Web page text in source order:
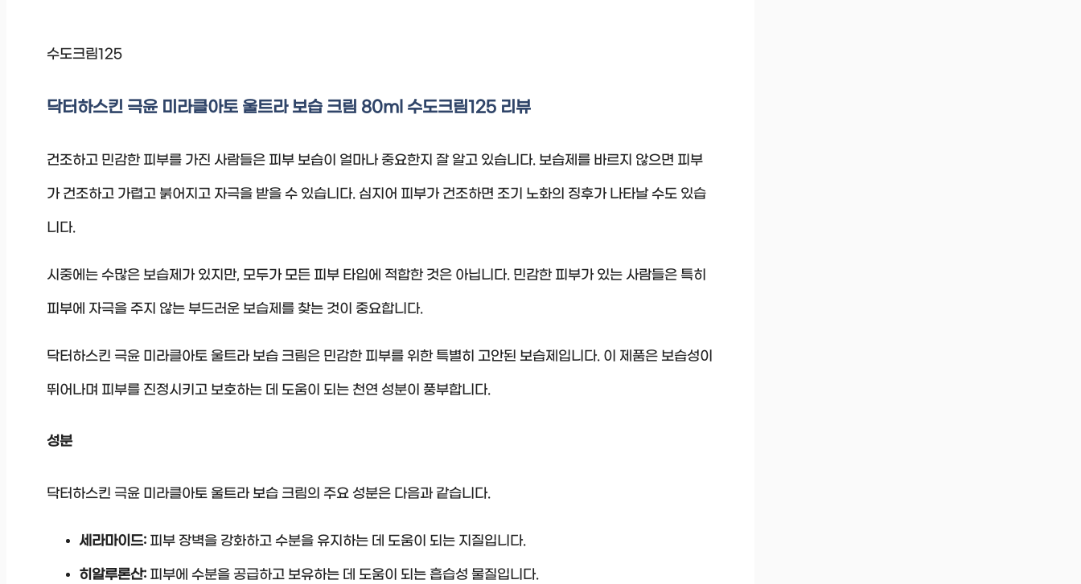
수도크림125
닥터하스킨 극윤 미라클아토 울트라 보습 크림 80ml 수도크림125 리뷰
건조하고 민감한 피부를 가진 사람들은 피부 보습이 얼마나 중요한지 잘 알고 있습니다. 보습제를 바르지 않으면 피부
가 건조하고 가렵고 붉어지고 자극을 받을 수 있습니다. 심지어 피부가 건조하면 조기 노화의 징후가 나타날 수도 있습
니다.
시중에는 수많은 보습제가 있지만, 모두가 모든 피부 타입에 적합한 것은 아닙니다. 민감한 피부가 있는 사람들은 특히
피부에 자극을 주지 않는 부드러운 보습제를 찾는 것이 중요합니다.
닥터하스킨 극윤 미라클아토 울트라 보습 크림은 민감한 피부를 위한 특별히 고안된 보습제입니다. 이 제품은 보습성이
뛰어나며 피부를 진정시키고 보호하는 데 도움이 되는 천연 성분이 풍부합니다.
성분
닥터하스킨 극윤 미라클아토 울트라 보습 크림의 주요 성분은 다음과 같습니다.
세라마이드: 피부 장벽을 강화하고 수분을 유지하는 데 도움이 되는 지질입니다.
히알루론산: 피부에 수분을 공급하고 보유하는 데 도움이 되는 흡습성 물질입니다.